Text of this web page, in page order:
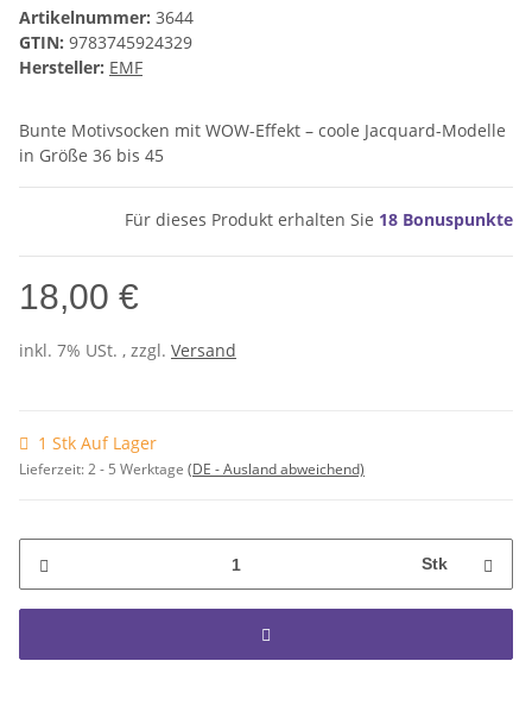
Artikelnummer: 3644
GTIN: 9783745924329
Hersteller: EMF
Bunte Motivsocken mit WOW-Effekt – coole Jacquard-Modelle
in Größe 36 bis 45
Für dieses Produkt erhalten Sie 18 Bonuspunkte
18,00 €
inkl. 7% USt. , zzgl. Versand
1 Stk Auf Lager
Lieferzeit:2 - 5 Werktage (DE - Ausland abweichend)
Stk